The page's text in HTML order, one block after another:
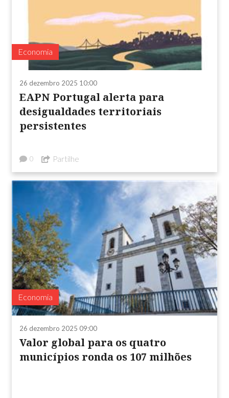
Economia
26 dezembro 2025 10:00
EAPN Portugal alerta para
desigualdades territoriais
persistentes
0 Partilhe
Economia
26 dezembro 2025 09:00
Valor global para os quatro
municípios ronda os 107 milhões